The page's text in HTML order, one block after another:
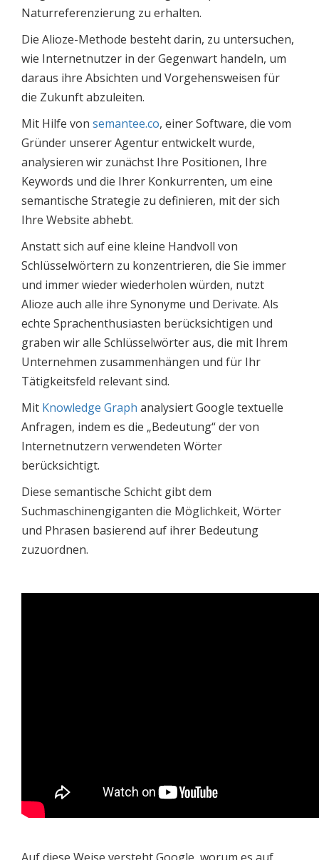
Naturreferenzierung zu erhalten.
Die Alioze-Methode besteht darin, zu untersuchen,
wie Internetnutzer in der Gegenwart handeln, um
daraus ihre Absichten und Vorgehensweisen für
die Zukunft abzuleiten.
Mit Hilfe von semantee.co, einer Software, die vom
Gründer unserer Agentur entwickelt wurde,
analysieren wir zunächst Ihre Positionen, Ihre
Keywords und die Ihrer Konkurrenten, um eine
semantische Strategie zu definieren, mit der sich
Ihre Website abhebt.
Anstatt sich auf eine kleine Handvoll von
Schlüsselwörtern zu konzentrieren, die Sie immer
und immer wieder wiederholen würden, nutzt
Alioze auch alle ihre Synonyme und Derivate. Als
echte Sprachenthusiasten berücksichtigen und
graben wir alle Schlüsselwörter aus, die mit Ihrem
Unternehmen zusammenhängen und für Ihr
Tätigkeitsfeld relevant sind.
Mit Knowledge Graph analysiert Google textuelle
Anfragen, indem es die „Bedeutung“ der von
Internetnutzern verwendeten Wörter
berücksichtigt.
Diese semantische Schicht gibt dem
Suchmaschinengiganten die Möglichkeit, Wörter
und Phrasen basierend auf ihrer Bedeutung
zuzuordnen.